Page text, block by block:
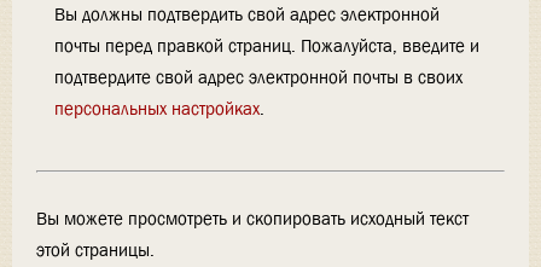
Вы должны подтвердить свой адрес электронной
почты перед правкой страниц. Пожалуйста, введите и
подтвердите свой адрес электронной почты в своих
персональных настройках.
Вы можете просмотреть и скопировать исходный текст
этой страницы.